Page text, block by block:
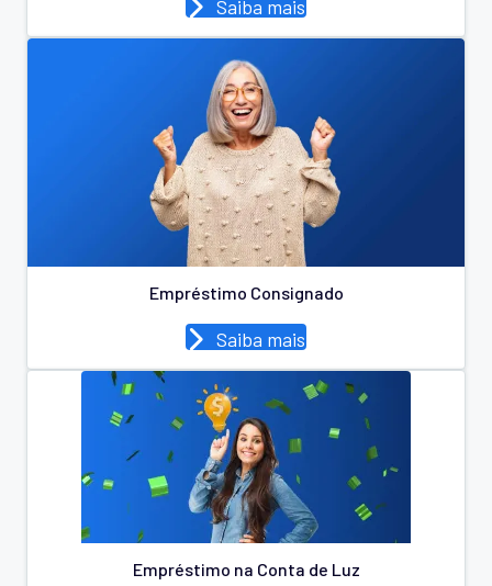
Saiba mais
Empréstimo Consignado
Saiba mais
Empréstimo na Conta de Luz